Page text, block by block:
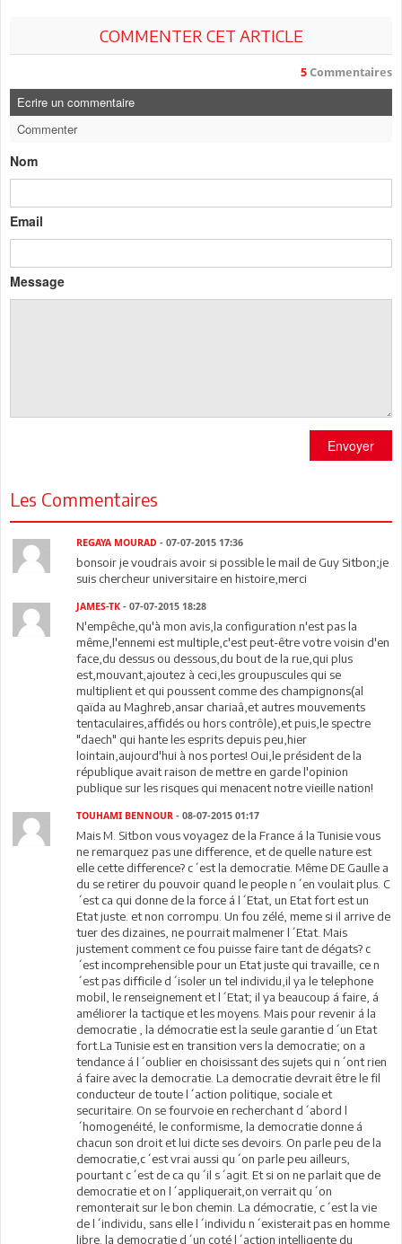
COMMENTER CET ARTICLE
5 Commentaires
Ecrire un commentaire
Commenter
Nom
Email
Message
Envoyer
Les Commentaires
REGAYA MOURAD - 07-07-2015 17:36
bonsoir je voudrais avoir si possible le mail de Guy Sitbon;je
suis chercheur universitaire en histoire,merci
JAMES-TK - 07-07-2015 18:28
N'empêche,qu'à mon avis,la configuration n'est pas la
même,l'ennemi est multiple,c'est peut-être votre voisin d'en
face,du dessus ou dessous,du bout de la rue,qui plus
est,mouvant,ajoutez à ceci,les groupuscules qui se
multiplient et qui poussent comme des champignons(al
qaïda au Maghreb,ansar chariaâ,et autres mouvements
tentaculaires,affidés ou hors contrôle),et puis,le spectre
"daech" qui hante les esprits depuis peu,hier
lointain,aujourd'hui à nos portes! Oui,le président de la
république avait raison de mettre en garde l'opinion
publique sur les risques qui menacent notre vieille nation!
TOUHAMI BENNOUR - 08-07-2015 01:17
Mais M. Sitbon vous voyagez de la France á la Tunisie vous
ne remarquez pas une difference, et de quelle nature est
elle cette difference? c´est la democratie. Même DE Gaulle a
du se retirer du pouvoir quand le people n´en voulait plus. C
´est ca qui donne de la force á l´Etat, un Etat fort est un
Etat juste. et non corrompu. Un fou zélé, meme si il arrive de
tuer des dizaines, ne pourrait malmener l´Etat. Mais
justement comment ce fou puisse faire tant de dégats? c
´est incomprehensible pour un Etat juste qui travaille, ce n
´est pas difficile d´isoler un tel individu,il ya le telephone
mobil, le renseignement et l´Etat; il ya beaucoup á faire, á
améliorer la tactique et les moyens. Mais pour revenir á la
democratie , la démocratie est la seule garantie d´un Etat
fort.La Tunisie est en transition vers la democratie; on a
tendance á l´oublier en choisissant des sujets qui n´ont rien
á faire avec la democratie. La democratie devrait être le fil
conducteur de toute l´action politique, sociale et
securitaire. On se fourvoie en recherchant d´abord l
´homogenéité, le conformisme, la democratie donne á
chacun son droit et lui dicte ses devoirs. On parle peu de la
democratie,c´est vrai aussi qu´on parle peu ailleurs,
pourtant c´est de ca qu´il s´agit. Et si on ne parlait que de
democratie et on l´appliquerait,on verrait qu´on
remonterait sur le bon chemin. La démocratie, c´est la vie
de l´individu, sans elle l´individu n´existerait pas en homme
libre. la democratie d´un coté l´action intelligente du